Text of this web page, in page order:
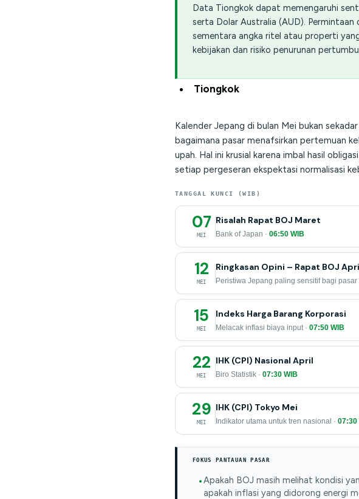
Data Tiongkok dapat memengaruhi
serta Dolar Australia (AUD).
sementara angka ritel atau properti
kebijakan dan risiko penurunan
Tiongkok
Kalender Jepang di bulan Mei bukan
bagaimana pasar menafsirkan pertemuan
upah. Hal ini krusial karena imbal hasil
setiap pergeseran ekspektasi normalisasi
TANGGAL KUNCI (WIB)
07
MEI
Risalah Rapat BOJ Maret
Bank of Japan · 06:50 WIB
12
MEI
Ringkasan Opini – Rapat BOJ
Peristiwa Jepang paling sensitif bagi pasar
15
MEI
Indeks Harga Barang Korporasi
Melacak inflasi biaya input · 07:50 WIB
22
MEI
IHK (CPI) Nasional April
Biro Statistik · 07:30 WIB
29
MEI
IHK (CPI) Tokyo Mei
Indikator utama untuk tren nasional · 07:30
FOKUS PANTAUAN PASAR
Apakah BOJ masih melihat kondisi
apakah inflasi yang didorong energi